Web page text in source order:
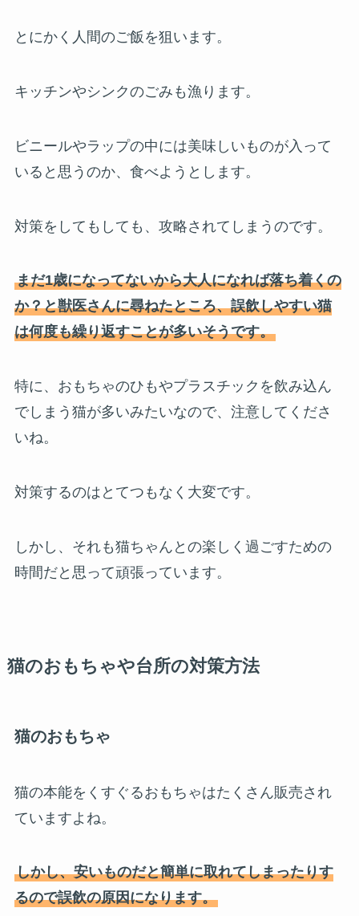
とにかく人間のご飯を狙います。
キッチンやシンクのごみも漁ります。
ビニールやラップの中には美味しいものが入って
いると思うのか、食べようとします。
対策をしてもしても、攻略されてしまうのです。
まだ1歳になってないから大人になれば落ち着くの
か？と獣医さんに尋ねたところ、誤飲しやすい猫
は何度も繰り返すことが多いそうです。
特に、おもちゃのひもやプラスチックを飲み込ん
でしまう猫が多いみたいなので、注意してくださ
いね。
対策するのはとてつもなく大変です。
しかし、それも猫ちゃんとの楽しく過ごすための
時間だと思って頑張っています。
猫のおもちゃや台所の対策方法
猫のおもちゃ
猫の本能をくすぐるおもちゃはたくさん販売され
ていますよね。
しかし、安いものだと簡単に取れてしまったりす
るので誤飲の原因になります。